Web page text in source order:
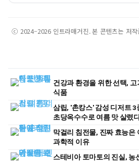
ⓒ 2024–2026 인트라매거진. 본 콘텐츠는 저
건강과 환경을 위한 선택,
식품
삼립, '촌캉스' 감성 디저트 3
초당옥수수로 여름 맛 살렸
막걸리 침전물, 진짜 효능
과학적 이유
스테비아 토마토의 진실, 농